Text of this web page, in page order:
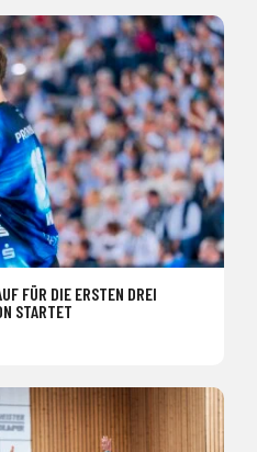
FÜR DIE ERSTEN DREI
STARTET